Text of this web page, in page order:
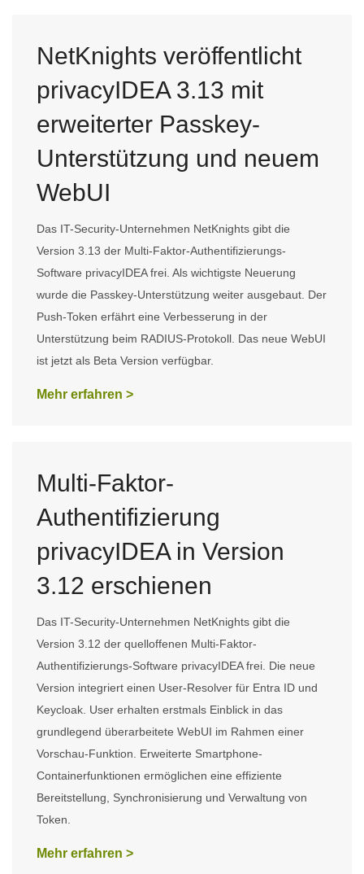
NetKnights veröffentlicht
privacyIDEA 3.13 mit
erweiterter Passkey-
Unterstützung und neuem
WebUI
Das IT-Security-Unternehmen NetKnights gibt die
Version 3.13 der Multi-Faktor-Authentifizierungs-
Software privacyIDEA frei. Als wichtigste Neuerung
wurde die Passkey-Unterstützung weiter ausgebaut. Der
Push-Token erfährt eine Verbesserung in der
Unterstützung beim RADIUS-Protokoll. Das neue WebUI
ist jetzt als Beta Version verfügbar.
Mehr erfahren >
Multi-Faktor-
Authentifizierung
privacyIDEA in Version
3.12 erschienen
Das IT-Security-Unternehmen NetKnights gibt die
Version 3.12 der quelloffenen Multi-Faktor-
Authentifizierungs-Software privacyIDEA frei. Die neue
Version integriert einen User-Resolver für Entra ID und
Keycloak. User erhalten erstmals Einblick in das
grundlegend überarbeitete WebUI im Rahmen einer
Vorschau-Funktion. Erweiterte Smartphone-
Containerfunktionen ermöglichen eine effiziente
Bereitstellung, Synchronisierung und Verwaltung von
Token.
Mehr erfahren >